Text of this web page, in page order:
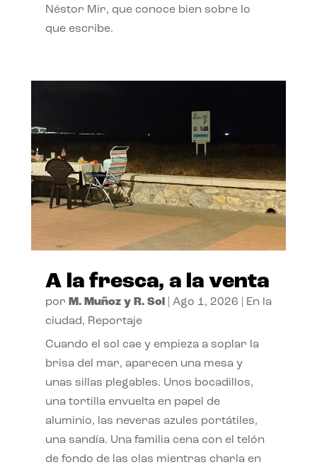
Néstor Mir, que conoce bien sobre lo
que escribe.
A la fresca, a la venta
por M. Muñoz y R. Sol| Ago 1, 2026
En la
ciudad, Reportaje
Cuando el sol cae y empieza a soplar la
brisa del mar, aparecen una mesa y
unas sillas plegables. Unos bocadillos,
una tortilla envuelta en papel de
aluminio, las neveras azules portátiles,
una sandía. Una familia cena con el telón
de fondo de las olas mientras charla en